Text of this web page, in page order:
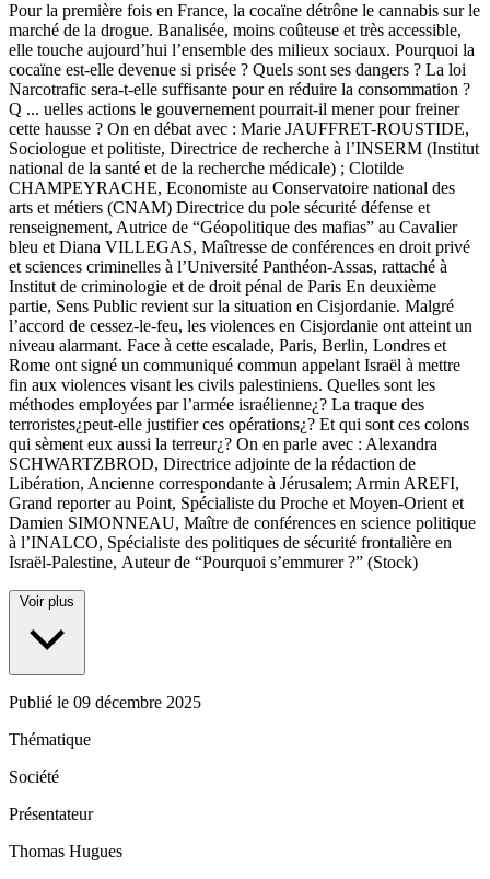
Pour la première fois en France, la cocaïne détrône le cannabis sur le
marché de la drogue. Banalisée, moins coûteuse et très accessible,
elle touche aujourd’hui l’ensemble des milieux sociaux. Pourquoi la
cocaïne est-elle devenue si prisée ? Quels sont ses dangers ? La loi
Narcotrafic sera-t-elle suffisante pour en réduire la consommation ?
Q ... uelles actions le gouvernement pourrait-il mener pour freiner
cette hausse ? On en débat avec : Marie JAUFFRET-ROUSTIDE,
Sociologue et politiste, Directrice de recherche à l’INSERM (Institut
national de la santé et de la recherche médicale) ; Clotilde
CHAMPEYRACHE, Economiste au Conservatoire national des
arts et métiers (CNAM) Directrice du pole sécurité défense et
renseignement, Autrice de “Géopolitique des mafias” au Cavalier
bleu et Diana VILLEGAS, Maîtresse de conférences en droit privé
et sciences criminelles à l’Université Panthéon-Assas, rattaché à
Institut de criminologie et de droit pénal de Paris En deuxième
partie, Sens Public revient sur la situation en Cisjordanie. Malgré
l’accord de cessez-le-feu, les violences en Cisjordanie ont atteint un
niveau alarmant. Face à cette escalade, Paris, Berlin, Londres et
Rome ont signé un communiqué commun appelant Israël à mettre
fin aux violences visant les civils palestiniens. Quelles sont les
méthodes employées par l’armée israélienne¿? La traque des
terroristes¿peut-elle justifier ces opérations¿? Et qui sont ces colons
qui sèment eux aussi la terreur¿? On en parle avec : Alexandra
SCHWARTZBROD, Directrice adjointe de la rédaction de
Libération, Ancienne correspondante à Jérusalem; Armin AREFI,
Grand reporter au Point, Spécialiste du Proche et Moyen-Orient et
Damien SIMONNEAU, Maître de conférences en science politique
à l’INALCO, Spécialiste des politiques de sécurité frontalière en
Israël-Palestine, Auteur de “Pourquoi s’emmurer ?” (Stock)
Voir plus
Publié le 09 décembre 2025
Thématique
Société
Présentateur
Thomas Hugues